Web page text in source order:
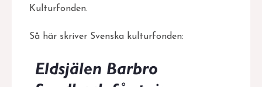
Kulturfonden.
Så här skriver Svenska kulturfonden:
Eldsjälen Barbro